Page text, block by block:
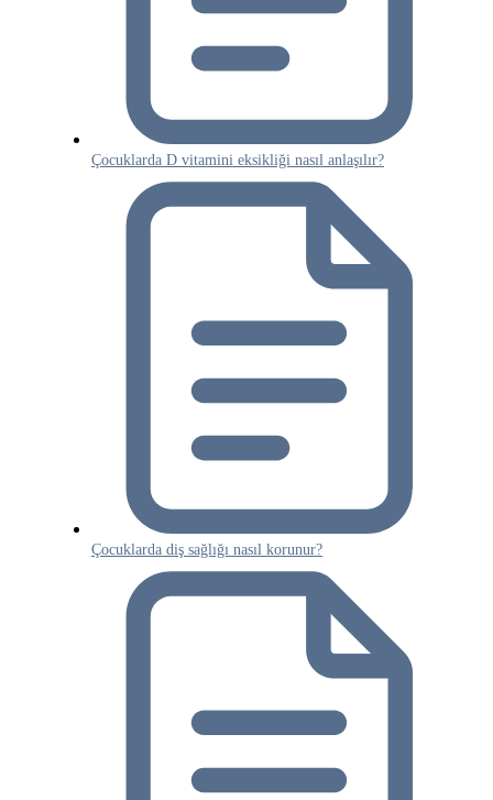
Çocuklarda D vitamini eksikliği nasıl anlaşılır?
Çocuklarda diş sağlığı nasıl korunur?